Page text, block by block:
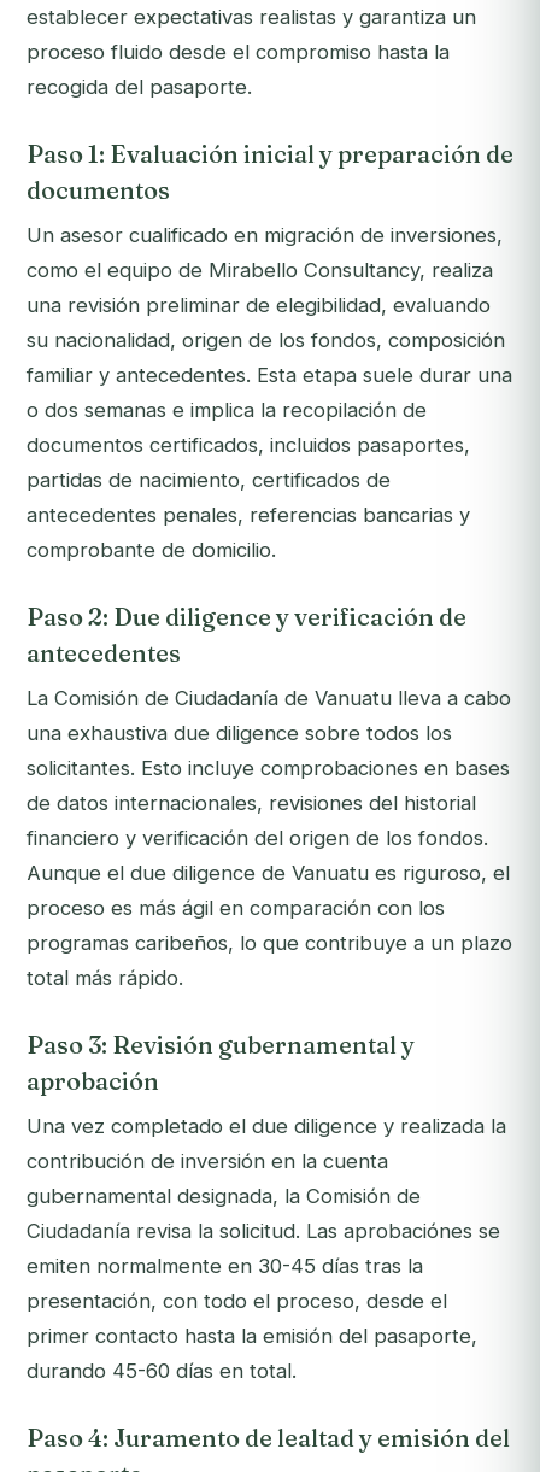
establecer expectativas realistas y garantiza un
proceso fluido desde el compromiso hasta la
recogida del pasaporte.
Paso 1: Evaluación inicial y preparación de
documentos
Un asesor cualificado en migración de inversiones,
como el equipo de Mirabello Consultancy, realiza
una revisión preliminar de elegibilidad, evaluando
su nacionalidad, origen de los fondos, composición
familiar y antecedentes. Esta etapa suele durar una
o dos semanas e implica la recopilación de
documentos certificados, incluidos pasaportes,
partidas de nacimiento, certificados de
antecedentes penales, referencias bancarias y
comprobante de domicilio.
Paso 2: Due diligence y verificación de
antecedentes
La Comisión de Ciudadanía de Vanuatu lleva a cabo
una exhaustiva due diligence sobre todos los
solicitantes. Esto incluye comprobaciones en bases
de datos internacionales, revisiones del historial
financiero y verificación del origen de los fondos.
Aunque el due diligence de Vanuatu es riguroso, el
proceso es más ágil en comparación con los
programas caribeños, lo que contribuye a un plazo
total más rápido.
Paso 3: Revisión gubernamental y
aprobación
Una vez completado el due diligence y realizada la
contribución de inversión en la cuenta
gubernamental designada, la Comisión de
Ciudadanía revisa la solicitud. Las aprobaciónes se
emiten normalmente en 30-45 días tras la
presentación, con todo el proceso, desde el
primer contacto hasta la emisión del pasaporte,
durando 45-60 días en total.
Paso 4: Juramento de lealtad y emisión del